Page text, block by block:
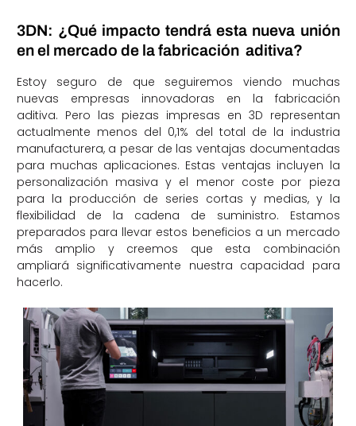
3DN: ¿Qué impacto tendrá esta nueva unión
en el mercado de la fabricación aditiva?
Estoy seguro de que seguiremos viendo muchas
nuevas empresas innovadoras en la fabricación
aditiva. Pero las piezas impresas en 3D representan
actualmente menos del 0,1% del total de la industria
manufacturera, a pesar de las ventajas documentadas
para muchas aplicaciones. Estas ventajas incluyen la
personalización masiva y el menor coste por pieza
para la producción de series cortas y medias, y la
flexibilidad de la cadena de suministro. Estamos
preparados para llevar estos beneficios a un mercado
más amplio y creemos que esta combinación
ampliará significativamente nuestra capacidad para
hacerlo.